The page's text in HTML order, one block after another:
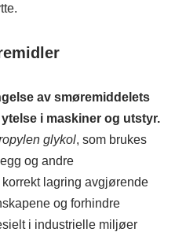
av smøremiddelets
i maskiner og utstyr.
glykol, som brukes
og andre
lagring avgjørende
og forhindre
i industrielle miljøer